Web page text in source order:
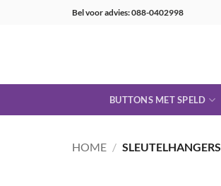
Bel voor advies: 088-0402998
BUTTONS MET SPELD
HOME / SLEUTELHANGERS